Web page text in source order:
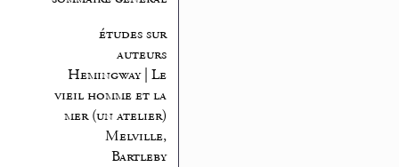
études sur
auteurs
Hemingway | Le
vieil homme et la
mer (un atelier)
Melville,
Bartleby